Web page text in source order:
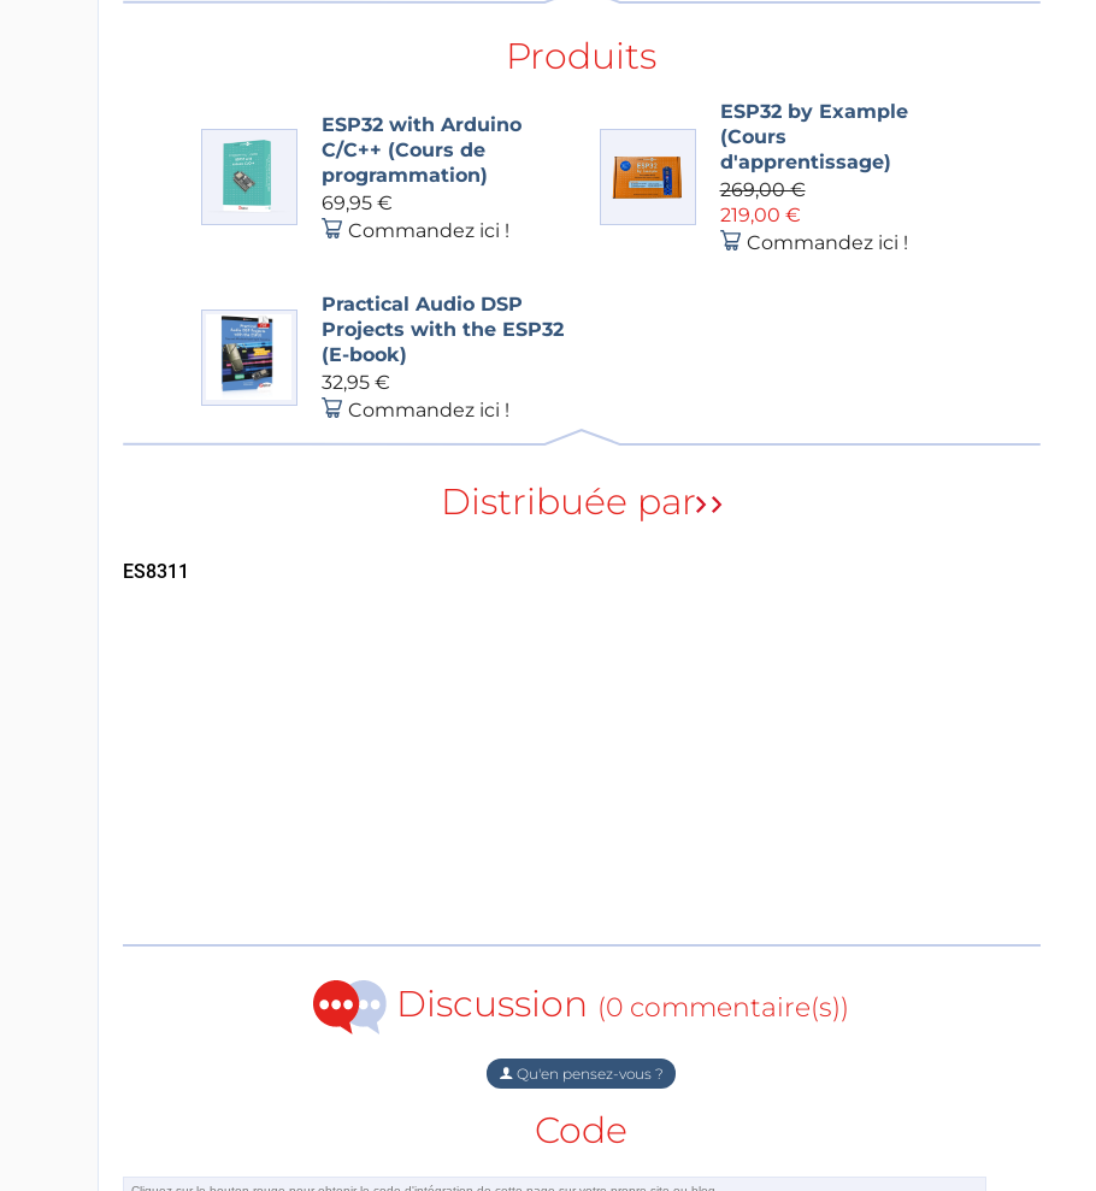
Produits
ESP32 with Arduino
C/C++ (Cours de
programmation)
69,95 €
Commandez ici !
ESP32 by Example
(Cours
d'apprentissage)
269,00 €
219,00 €
Commandez ici !
Practical Audio DSP
Projects with the ESP32
(E-book)
32,95 €
Commandez ici !
ES8311
Discussion (0 commentaire(s))
Qu'en pensez-vous ?
Code